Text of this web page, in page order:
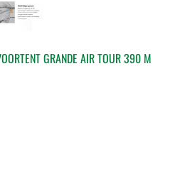
GRANDE AIR TOUR 390 M